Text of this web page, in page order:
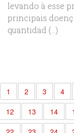
levando à esse
principais
quantidad (...)
1 2 3 4
12
13 14